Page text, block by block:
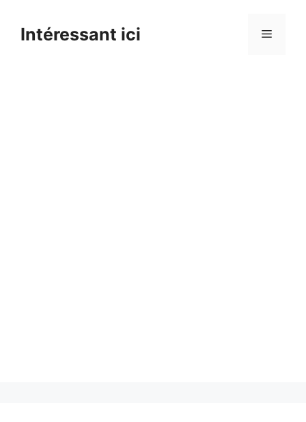
contentIntéressant ici Menu